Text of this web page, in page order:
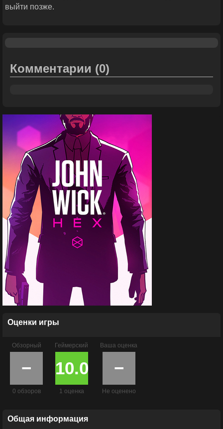
выйти позже.
Комментарии (0)
Оценки игры
Обзорный
−
0 обзоров
Геймерский
10.0
1 оценка
Ваша оценка
−
Не оценено
Общая информация